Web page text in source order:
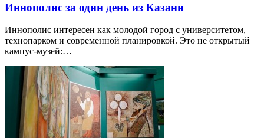
Иннополис за один день из Казани
Иннополис интересен как молодой город с университетом,
технопарком и современной планировкой. Это не открытый
кампус-музей:…